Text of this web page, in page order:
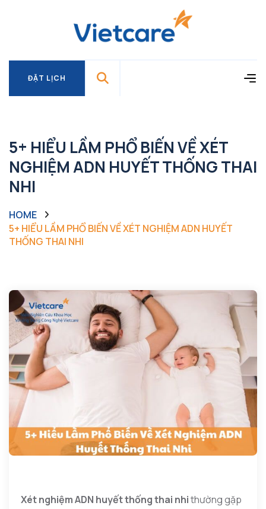
ĐẶT LỊCH
5+ HIỂU LẦM PHỔ BIẾN VỀ XÉT
NGHIỆM ADN HUYẾT THỐNG THAI
NHI
HOME
5+ HIỂU LẦM PHỔ BIẾN VỀ XÉT NGHIỆM ADN HUYẾT
THỐNG THAI NHI
Xét nghiệm ADN huyết thống thai nhithường gặp